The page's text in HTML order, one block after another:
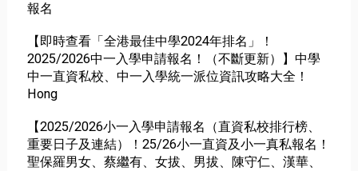
報名
【即時查看「全港最佳中學2024年排名」！
2025/2026中一入學申請報名！（不斷更新）】中學
中一直資私校、中一入學統一派位資訊攻略大全！
Hong
【2025/2026小一入學申請報名（直資私校排行榜、
重要日子及連結）！25/26小一直資及小一真私報名！
聖保羅男女、蔡繼有、女拔、男拔、陳守仁、漢華、